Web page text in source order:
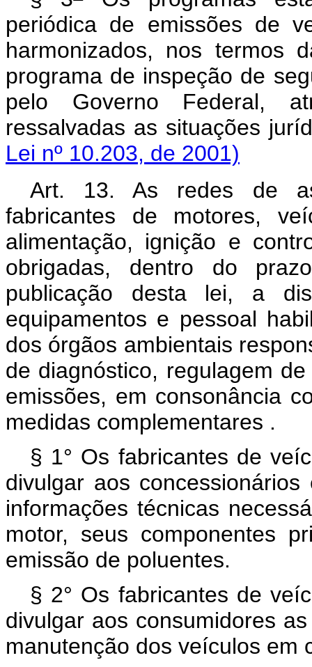
periódica de emissões de
harmonizados, nos termos
programa de inspeção de
pelo Governo Federal,
ressalvadas as situações
Lei nº 10.203, de 2001)
Art. 13. As redes de
fabricantes de motores,
alimentação, ignição e
obrigadas, dentro do
publicação desta lei, a
equipamentos e pessoal
dos órgãos ambientais
de diagnóstico, regulagem
emissões, em consonância
medidas complementares .
§ 1° Os fabricantes de
divulgar aos
informações técnicas
motor, seus componentes
emissão de poluentes.
§ 2° Os fabricantes de
divulgar aos consumidores
manutenção dos veículos em